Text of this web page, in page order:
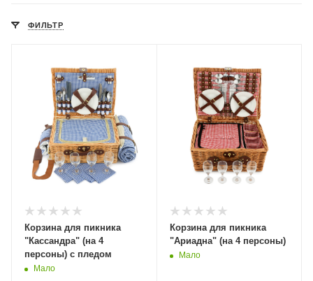
ФИЛЬТР
Корзина для пикника
"Кассандра" (на 4
персоны) с пледом
Мало
Корзина для пикника
"Ариадна" (на 4 персоны)
Мало